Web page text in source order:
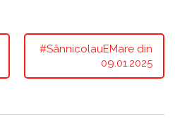
#SânnicolauEMare din
09.01.2025